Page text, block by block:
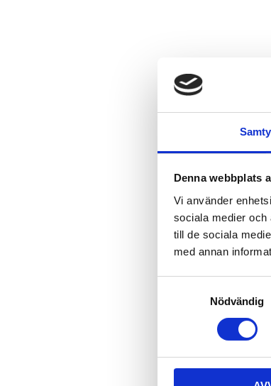
Denna webbplats
Vi använder
sociala medier och
till de sociala
med annan
Nödvändig